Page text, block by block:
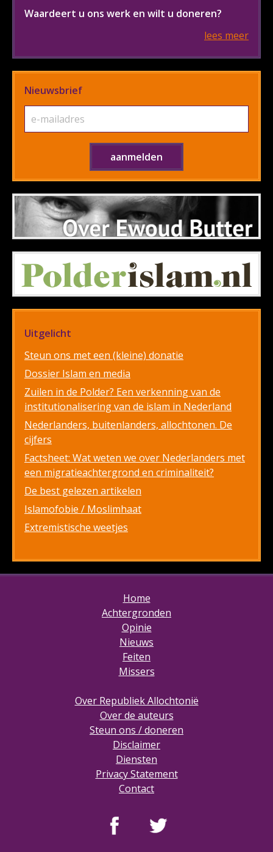
Waardeert u ons werk en wilt u doneren?
lees meer
Nieuwsbrief
Uitgelicht
Steun ons met een (kleine) donatie
Dossier Islam en media
Zuilen in de Polder? Een verkenning van de
institutionalisering van de islam in Nederland
Nederlanders, buitenlanders, allochtonen. De
cijfers
Factsheet: Wat weten we over Nederlanders met
een migratieachtergrond en criminaliteit?
De best gelezen artikelen
Islamofobie / Moslimhaat
Extremistische weetjes
Home
Achtergronden
Opinie
Nieuws
Feiten
Missers
Over Republiek Allochtonië
Over de auteurs
Steun ons / doneren
Disclaimer
Diensten
Privacy Statement
Contact